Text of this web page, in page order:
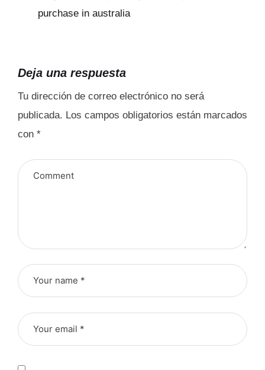
purchase in australia
Deja una respuesta
Tu dirección de correo electrónico no será
publicada. Los campos obligatorios están marcados
con *